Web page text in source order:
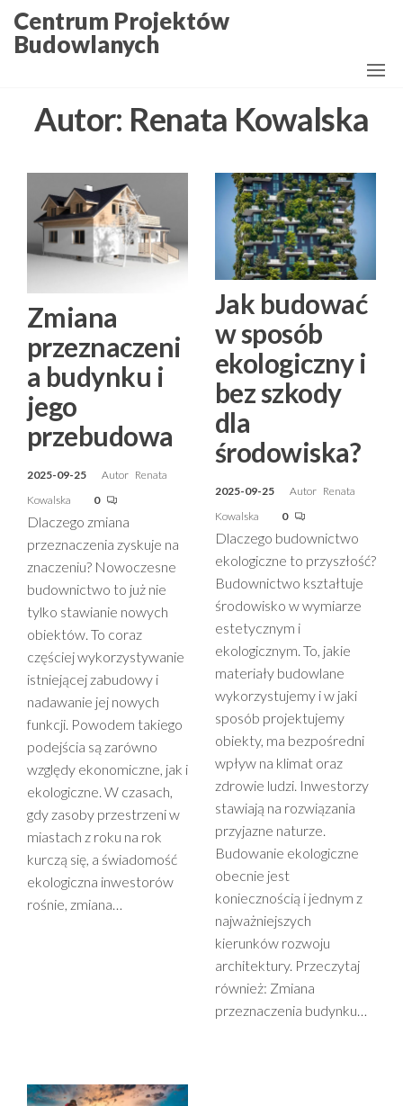
Przejdź
do
Centrum Projektów
Budowlanych
Autor: Renata Kowalska
Zmiana
przeznaczeni
a budynku i
jego
przebudowa
2025-09-25 Autor Renata
Kowalska
0
Dlaczego zmiana
przeznaczenia zyskuje na
znaczeniu? Nowoczesne
budownictwo to już nie
tylko stawianie nowych
obiektów. To coraz
częściej wykorzystywanie
istniejącej zabudowy i
nadawanie jej nowych
funkcji. Powodem takiego
podejścia są zarówno
względy ekonomiczne, jak i
ekologiczne. W czasach,
gdy zasoby przestrzeni w
miastach z roku na rok
kurczą się, a świadomość
ekologiczna inwestorów
rośnie, zmiana…
Jak budować
w sposób
ekologiczny i
bez szkody
dla
środowiska?
2025-09-25 Autor Renata
Kowalska
0
Dlaczego budownictwo
ekologiczne to przyszłość?
Budownictwo kształtuje
środowisko w wymiarze
estetycznym i
ekologicznym. To, jakie
materiały budowlane
wykorzystujemy i w jaki
sposób projektujemy
obiekty, ma bezpośredni
wpływ na klimat oraz
zdrowie ludzi. Inwestorzy
stawiają na rozwiązania
przyjazne naturze.
Budowanie ekologiczne
obecnie jest
koniecznością i jednym z
najważniejszych
kierunków rozwoju
architektury. Przeczytaj
również: Zmiana
przeznaczenia budynku…